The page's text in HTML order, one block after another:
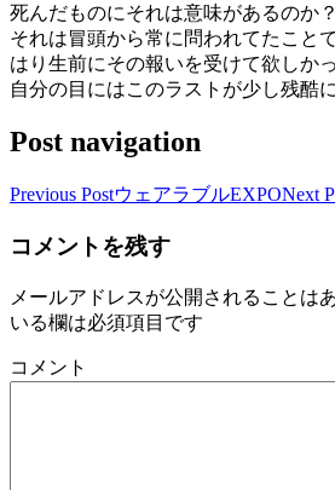
死んだものにそれは意味があるのか？
それは冒頭から常に問われてたこと
はり生前にその報いを受けて欲しか
自分の目にはこのラストが少し残酷
Post navigation
Previous PostウェアラブルEXPONext
コメントを残す
メールアドレスが公開されることは
いる欄は必須項目です
コメント